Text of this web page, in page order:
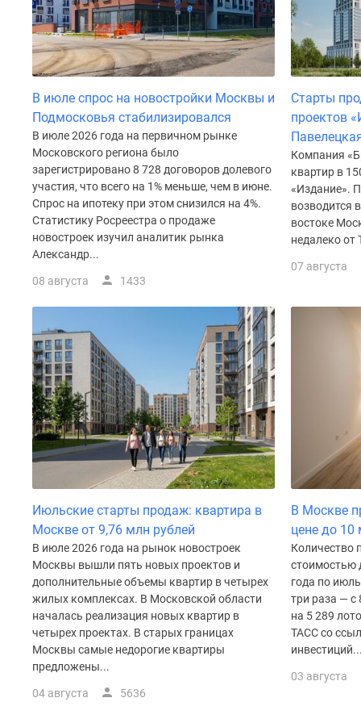
новостроек
Субсидированная
застройщиком
Rutube
Москве
Программа
реновации
Москве
премиум-
бизнес-
класса
Рассрочка
Траншевая
ипотека
коттеджи
Коттеджные
Москве
Готовые
коттеджные
поселки
Строящиеся
Коттеджные
В июле спрос на новостройки Москвы и
Подмосковья стабилизировался
В июле 2026 года на первичном рынке
Московского региона было
зарегистрировано 8 728 договоров долевого
участия, что всего на 1% меньше, чем в июне.
Спрос на ипотеку при этом снизился на 4%.
Статистику Росреестра о продаже
новостроек изучил аналитик рынка
Александр...
08 августа 1433
Старты
проектов
Компания
квартир в
«Издание».
возводится
востоке
недалеко
07 августа
Июльские старты продаж: квартира в
Москве от 9,76 млн рублей
В июле 2026 года на рынок новостроек
Москвы вышли пять новых проектов и
дополнительные объемы квартир в четырех
жилых комплексах. В Московской области
началась реализация новых квартир в
четырех проектах. В старых границах
Москвы самые недорогие квартиры
предложены...
04 августа 5636
В Москве
цене до 10
Количество
стоимостью
года по
три раза — с
на 5 289
ТАСС со
инвестиций...
03 августа